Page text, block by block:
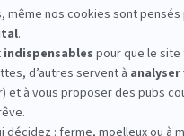
Française
d'essai*